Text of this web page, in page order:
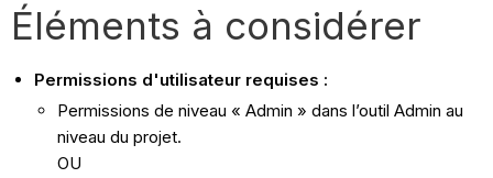
Éléments à considérer
Permissions d'utilisateur requises :
Permissions de niveau « Admin » dans l’outil Admin au
niveau du projet.
OU